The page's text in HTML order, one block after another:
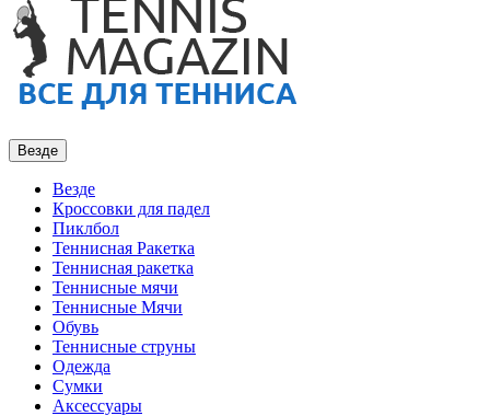
Везде
Везде
Кроссовки для падел
Пиклбол
Теннисная Ракетка
Теннисная ракетка
Теннисные мячи
Теннисные Мячи
Обувь
Теннисные струны
Одежда
Сумки
Аксессуары